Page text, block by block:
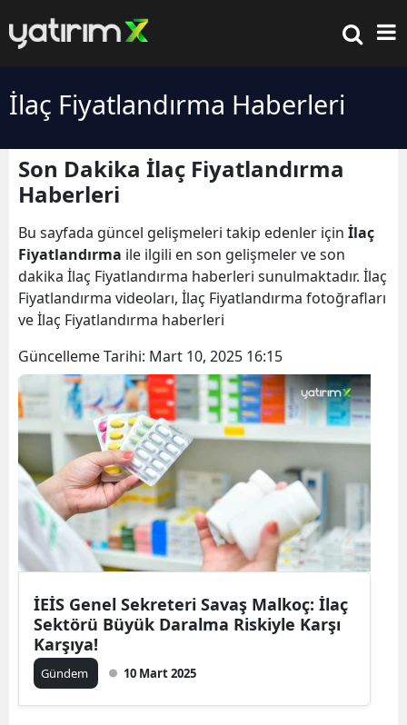
İlaç Fiyatlandırma Haberleri
Son Dakika İlaç Fiyatlandırma
Haberleri
Bu sayfada güncel gelişmeleri takip edenler için İlaç
Fiyatlandırma ile ilgili en son gelişmeler ve son
dakika İlaç Fiyatlandırma haberleri sunulmaktadır. İlaç
Fiyatlandırma videoları, İlaç Fiyatlandırma fotoğrafları
ve İlaç Fiyatlandırma haberleri
Güncelleme Tarihi: Mart 10, 2025 16:15
İEİS Genel Sekreteri Savaş Malkoç: İlaç
Sektörü Büyük Daralma Riskiyle Karşı
Karşıya!
Gündem 10 Mart 2025